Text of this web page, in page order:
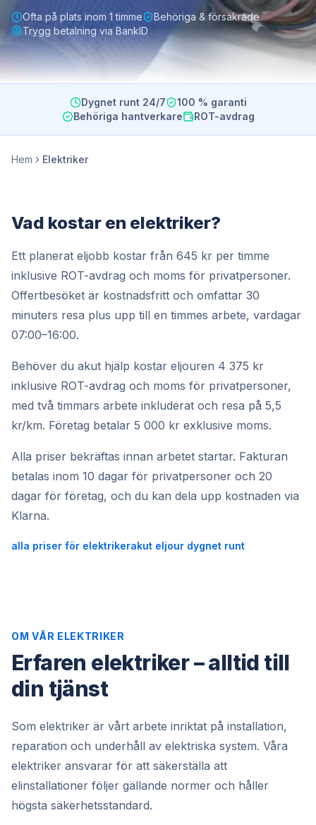
Ofta på plats inom 1 timme
Behöriga & försäkrade
Trygg betalning via BankID
Dygnet runt 24/7
100 % garanti
Behöriga hantverkare
ROT-avdrag
Hem Elektriker
Vad kostar en elektriker?
Ett planerat eljobb kostar från 645 kr per timme
inklusive ROT-avdrag och moms för privatpersoner.
Offertbesöket är kostnadsfritt och omfattar 30
minuters resa plus upp till en timmes arbete, vardagar
07:00–16:00.
Behöver du akut hjälp kostar eljouren 4 375 kr
inklusive ROT-avdrag och moms för privatpersoner,
med två timmars arbete inkluderat och resa på 5,5
kr/km. Företag betalar 5 000 kr exklusive moms.
Alla priser bekräftas innan arbetet startar. Fakturan
betalas inom 10 dagar för privatpersoner och 20
dagar för företag, och du kan dela upp kostnaden via
Klarna.
alla priser för elektrikerakut eljour dygnet runt
OM VÅR ELEKTRIKER
Erfaren elektriker – alltid till
din tjänst
Som elektriker är vårt arbete inriktat på installation,
reparation och underhåll av elektriska system. Våra
elektriker ansvarar för att säkerställa att
elinstallationer följer gällande normer och håller
högsta säkerhetsstandard.